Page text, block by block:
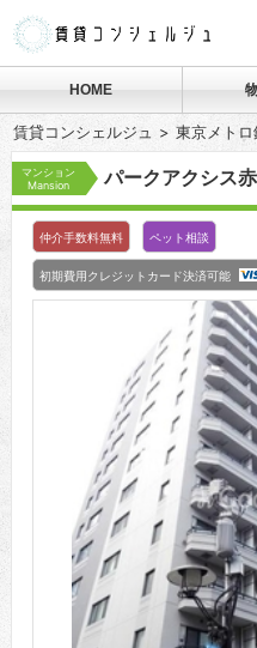
HOME
賃貸コンシェルジュ 東京メトロ
マンション
Mansion
パークアクシス
仲介手数料無料 ペット相談
初期費用クレジットカード決済可能